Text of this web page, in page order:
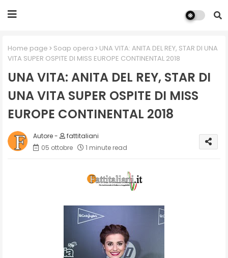
Home page Soap opera
UNA VITA: ANITA DEL REY, STAR DI UNA
VITA SUPER OSPITE DI MISS EUROPE CONTINENTAL 2018
UNA VITA: ANITA DEL REY, STAR DI
UNA VITA SUPER OSPITE DI MISS
EUROPE CONTINENTAL 2018
fattitaliani
05 ottobre
1 minute read